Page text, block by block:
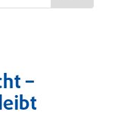
–